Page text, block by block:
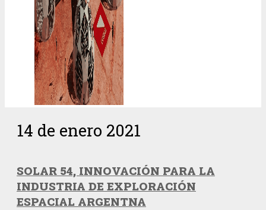
14 de enero 2021
SOLAR 54, INNOVACIÓN PARA LA
INDUSTRIA DE EXPLORACIÓN
ESPACIAL ARGENTNA